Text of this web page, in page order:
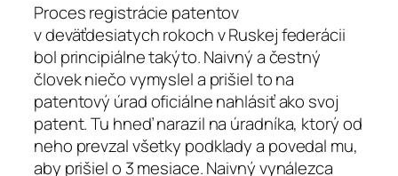
Proces registrácie patentov
v deväťdesiatych rokoch v Ruskej federácii
bol principiálne takýto. Naivný a čestný
človek niečo vymyslel a prišiel to na
patentový úrad oficiálne nahlásiť ako svoj
patent. Tu hneď narazil na úradníka, ktorý od
neho prevzal všetky podklady a povedal mu,
aby prišiel o 3 mesiace. Naivný vynálezca